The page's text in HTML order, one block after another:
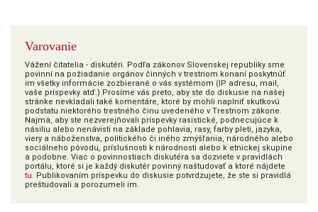
Varovanie
Vážení čitatelia - diskutéri. Podľa zákonov Slovenskej republiky sme
povinní na požiadanie orgánov činných v trestnom konaní poskytnúť
im všetky informácie zozbierané o vás systémom (IP adresu, mail,
vaše príspevky atď.) Prosíme vás preto, aby ste do diskusie na našej
stránke nevkladali také komentáre, ktoré by mohli naplniť skutkovú
podstatu niektorého trestného činu uvedeného v Trestnom zákone.
Najmä, aby ste nezverejňovali príspevky rasistické, podnecujúce k
násiliu alebo nenávisti na základe pohlavia, rasy, farby pleti, jazyka,
viery a náboženstva, politického či iného zmýšľania, národného alebo
sociálneho pôvodu, príslušnosti k národnosti alebo k etnickej skupine
a podobne. Viac o povinnostiach diskutéra sa dozviete v pravidlách
portálu, ktoré si je každý diskutér povinný naštudovať a ktoré nájdete
tu. Publikovaním príspevku do diskusie potvrdzujete, že ste si pravidlá
preštudovali a porozumeli im.